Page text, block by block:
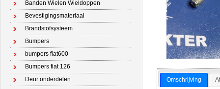
Banden Wielen Wieldoppen
Bevestigingsmateriaal
Brandstofsysteem
Bumpers
bumpers fiat600
Bumpers fiat 126
Deur onderdelen
Omschrijving